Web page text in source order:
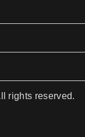
rights reserved.